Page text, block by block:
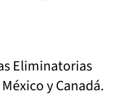
Eliminatorias
y Canadá.